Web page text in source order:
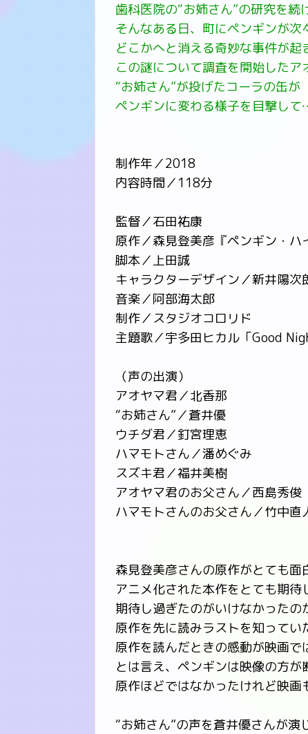
歯科医院の“お姉さん”の研究を続
そんなある日、町にペンギンが次
どこかへと消える奇妙な事件が起
この謎について調査を開始したア
“お姉さん”が投げたコーラの缶が
ペンギンに変わる様子を目撃して
制作年／2018
内容時間／118分
監督／石田祐康
原作／森見登美彦『ペンギン・ハ
脚本／上田誠
キャラクターデザイン／新井陽次
音楽／阿部海太郎
制作／スタジオコロリド
主題歌／宇多田ヒカル「Good
（声の出演）
アオヤマ君／北香那
“お姉さん”／蒼井優
ウチダ君／釘宮理恵
ハマモトさん／潘めぐみ
スズキ君／福井美樹
アオヤマ君のお父さん／西島秀俊
ハマモトさんのお父さん／竹中直
森見登美彦さんの原作がとても面
アニメ化された本作をとても期待
期待し過ぎたのがいけなかったの
原作を先に読みラストを知ってい
原作を読んだときの感動が映画で
とは言え、ペンギンは映像の方
原作ほどではなかったけれど映画
“お姉さん”の声を蒼井優さんが演